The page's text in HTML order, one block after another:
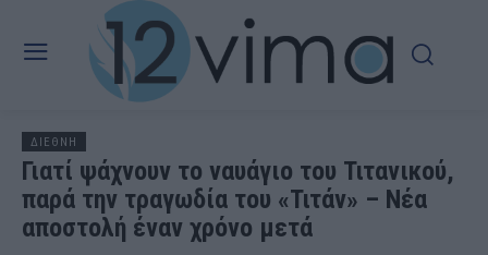
ΔΙΕΘΝΗ
Γιατί ψάχνουν το ναυάγιο του Τιτανικού,
παρά την τραγωδία του «Τιτάν» – Νέα
αποστολή έναν χρόνο μετά